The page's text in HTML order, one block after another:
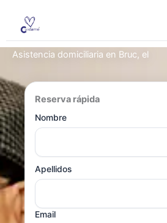
contenido
Asistencia domiciliaria en Bruc, el
Reserva rápida
Nombre
Apellidos
Email